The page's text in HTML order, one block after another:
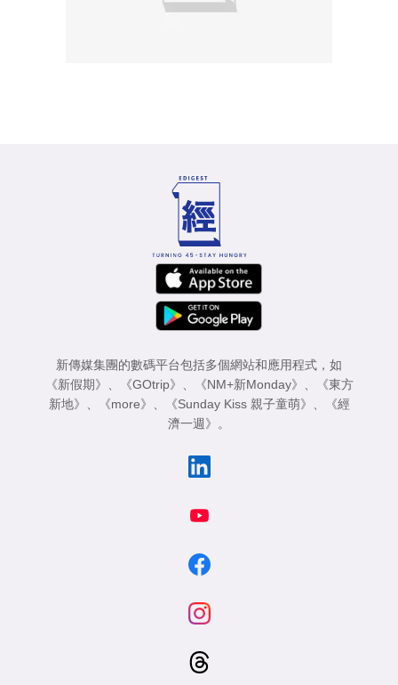
新傳媒集團的數碼平台包括多個網站和應用程式，如
《新假期》
《GOtrip》 《NM+新Monday》
《東方
新地》
《more》 《Sunday Kiss 親子童萌》
《經
濟一週》
。